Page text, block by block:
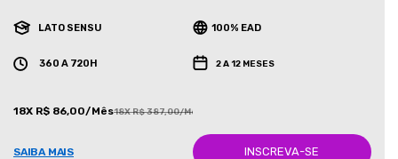
LATO SENSU 100% EAD
360 A 720H 2 A 12 MESES
18X R$ 86,00/Mês18X R$ 387,00/Mês
SAIBA MAIS INSCREVA-SE